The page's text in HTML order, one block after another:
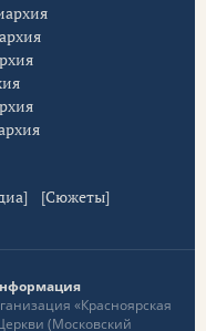
] [Сюжеты]
«Красноярская
(Московский